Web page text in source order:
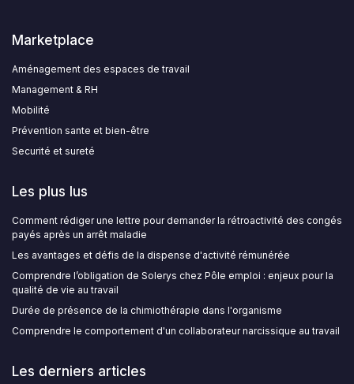
Marketplace
Aménagement des espaces de travail
Management & RH
Mobilité
Prévention sante et bien-être
Securité et sureté
Les plus lus
Comment rédiger une lettre pour demander la rétroactivité des congés
payés après un arrêt maladie
Les avantages et défis de la dispense d'activité rémunérée
Comprendre l’obligation de Solerys chez Pôle emploi : enjeux pour la
qualité de vie au travail
Durée de présence de la chimiothérapie dans l'organisme
Comprendre le comportement d'un collaborateur narcissique au travail
Les derniers articles